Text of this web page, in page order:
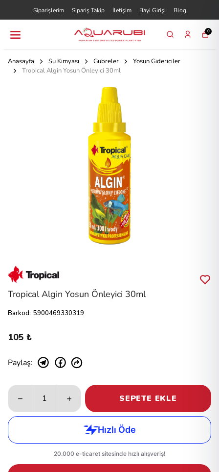
Siparişlerim Sipariş Takip İletişim Bayi Girişi Blog
0
Anasayfa Su Kimyası Gübreler
Yosun Gidericiler
Tropical Algin Yosun Önleyici 30ml
Tropical Algin Yosun Önleyici 30ml
Barkod: 5900469330319
105 ₺
Paylaş:
SEPETE EKLE